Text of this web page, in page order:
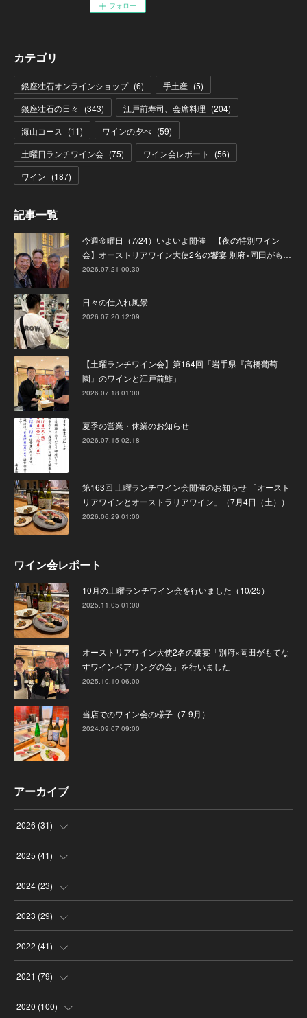
フォロー
カテゴリ
銀座壮石オンラインショップ (6) 手土産 (5)
銀座壮石の日々
(343) 江戸前寿司、会席料理 (204)
海山コース
(11) ワインの夕べ (59)
土曜日ランチワイン会 (75) ワイン会レポート (56)
ワイン (187)
記事一覧
今週金曜日（7/24）いよいよ開催 【夜の特別ワイン
会】オーストリアワイン大使2名の饗宴 別府×岡田がも…
2026.07.21 00:30
日々の仕入れ風景
2026.07.20 12:09
【土曜ランチワイン会】第164回「岩手県『高橋葡萄
園』のワインと江戸前鮓」
2026.07.18 01:00
夏季の営業・休業のお知らせ
2026.07.15 02:18
第163回 土曜ランチワイン会開催のお知らせ 「オースト
リアワインとオーストラリアワイン」（7月4日（土））
2026.06.29 01:00
ワイン会レポート
10月の土曜ランチワイン会を行いました（10/25）
2025.11.05 01:00
オーストリアワイン大使2名の饗宴「別府×岡田がもてな
すワインペアリングの会」を行いました
2025.10.10 06:00
当店でのワイン会の様子（7-9月）
2024.09.07 09:00
アーカイブ
2026 (31)
(4
(8
(4
(2
2025 (41)
(4
(9
(6
(1
2024 (23)
(3
(2
(1
(3)
2023 (29)
(3
(3
(3)
2022 (41)
(6
(3)
2021 (79)
(7)
2020 (100)